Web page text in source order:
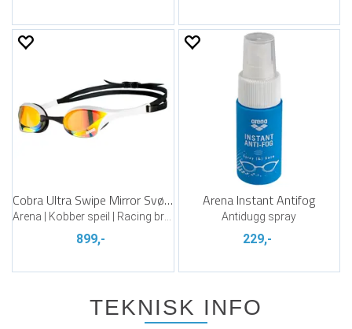
Cobra Ultra Swipe Mirror Svømmebrille
899,-
Arena Instant Antifog
Antidugg spray
229,-
TEKNISK INFO